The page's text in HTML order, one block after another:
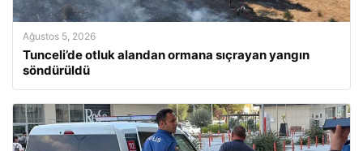
Ağustos 5, 2026
Tunceli’de otluk alandan ormana sıçrayan yangın
söndürüldü